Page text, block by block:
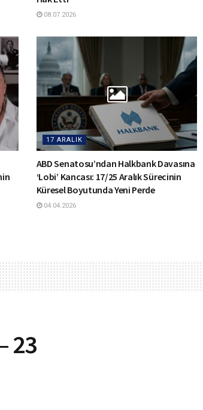
08.07.2026
17 ARALIK
ABD Senatosu’ndan Halkbank Davasına
‘Lobi’ Kancası: 17/25 Aralık Sürecinin
Küresel Boyutunda Yeni Perde
04.04.2026
23